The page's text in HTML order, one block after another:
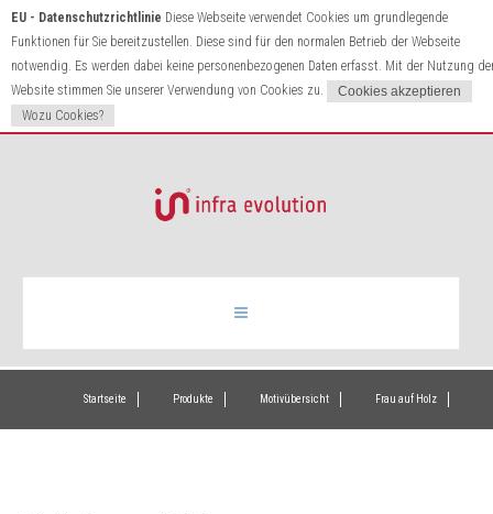
EU - Datenschutzrichtlinie Diese Webseite verwendet Cookies um grundlegende
Funktionen für Sie bereitzustellen. Diese sind für den normalen Betrieb der Webseite
notwendig. Es werden dabei keine personenbezogenen Daten erfasst. Mit der Nutzung
Website stimmen Sie unserer Verwendung von Cookies zu.
Wozu Cookies?
Infrarotheizung
Startseite Produkte Motivübersicht Frau auf Holz